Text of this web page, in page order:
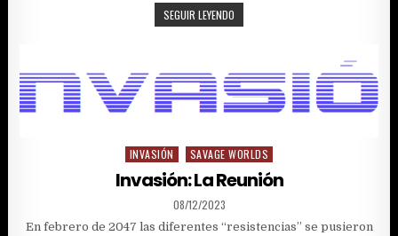
SEGUIR LEYENDO
LA
Posted
INVASIÓN SAVAGE WORLDS
Invasión: La Reunión
PUBLISHED
DATE:
08/12/2023
En febrero de 2047 las diferentes “resistencias” se pusieron